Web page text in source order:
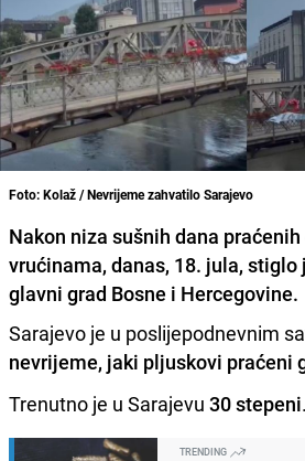
Foto: Kolaž / Nevrijeme zahvatilo Sarajevo
Nakon niza sušnih dana
vrućinama, danas, 18. jula, stiglo
glavni grad Bosne i Hercegovine.
Sarajevo je u poslijepodnevnim
nevrijeme, jaki pljuskovi praćeni
Trenutno je u Sarajevu 30 stepeni.
TRENDING